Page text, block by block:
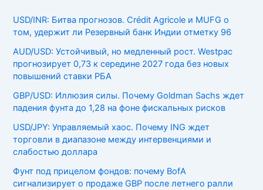
USD/INR: Битва прогнозов. Crédit Agricole и MUFG о
том, удержит ли Резервный банк Индии отметку 96
AUD/USD: Устойчивый, но медленный рост. Westpac
прогнозирует 0,73 к середине 2027 года без новых
повышений ставки РБА
GBP/USD: Иллюзия силы. Почему Goldman Sachs ждет
падения фунта до 1,28 на фоне фискальных рисков
USD/JPY: Управляемый хаос. Почему ING ждет
торговли в диапазоне между интервенциями и
слабостью доллара
Фунт под прицелом фондов: почему BofA
сигнализирует о продаже GBP после летнего ралли